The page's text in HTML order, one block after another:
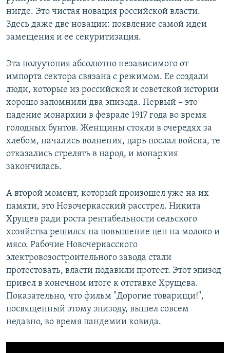
нигде. Это чистая новация российской власти.
Здесь даже две новации: появление самой идеи
замещения и ее секуритизация.
Эта полуутопия абсолютно независимого от
импорта сектора связана с режимом. Ее создали
люди, которые из российской и советской истории
хорошо запомнили два эпизода. Первый – это
падение монархии в феврале 1917 года во время
голодных бунтов. Женщины стояли в очередях за
хлебом, начались волнения, царь послал войска, те
отказались стрелять в народ, и монархия
закончилась.
А второй момент, который произошел уже на их
памяти, это Новочеркасский расстрел. Никита
Хрущев ради роста рентабельности сельского
хозяйства решился на повышение цен на молоко и
мясо. Рабочие Новочеркасского
электровозостроительного завода стали
протестовать, власти подавили протест. Этот эпизод
привел в конечном итоге к отставке Хрущева.
Показательно, что фильм "Дорогие товарищи!",
посвященный этому эпизоду, вышел совсем
недавно, во время пандемии ковида.